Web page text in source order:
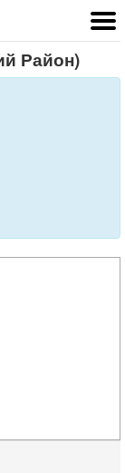
Район)